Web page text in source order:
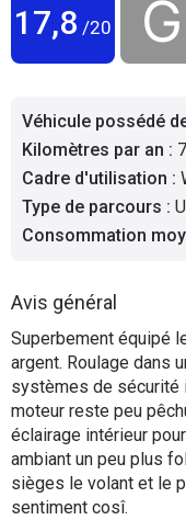
Utilitaires
Flottes
Auto
Services
Moto
Marques
17,8 /20
Véhicule possédé
Kilomètres par an :
Cadre d'utilisation :
Type de parcours :
Consommation
Avis général
Superbement équipé
argent. Roulage dans
systèmes de sécurité
moteur reste peu
éclairage intérieur
ambiant un peu plus
sièges le volant et le
sentiment cosî.